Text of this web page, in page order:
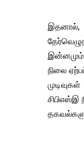
இதனால்,
இன்னமும்
நிலை
சிபிஎஸ்இ